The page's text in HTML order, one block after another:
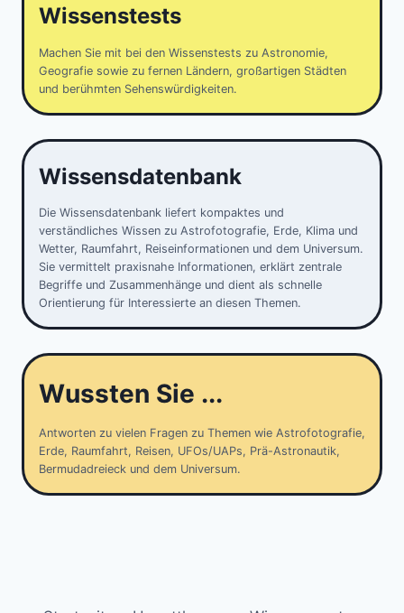
Wissenstests
Machen Sie mit bei den Wissenstests zu Astronomie,
Geografie sowie zu fernen Ländern, großartigen Städten
und berühmten Sehenswürdigkeiten.
Wissensdatenbank
Die Wissensdatenbank liefert kompaktes und
verständliches Wissen zu Astrofotografie, Erde, Klima und
Wetter, Raumfahrt, Reiseinformationen und dem Universum.
Sie vermittelt praxisnahe Informationen, erklärt zentrale
Begriffe und Zusammenhänge und dient als schnelle
Orientierung für Interessierte an diesen Themen.
Wussten Sie ...
Antworten zu vielen Fragen zu Themen wie Astrofotografie,
Erde, Raumfahrt, Reisen, UFOs/UAPs, Prä-Astronautik,
Bermudadreieck und dem Universum.